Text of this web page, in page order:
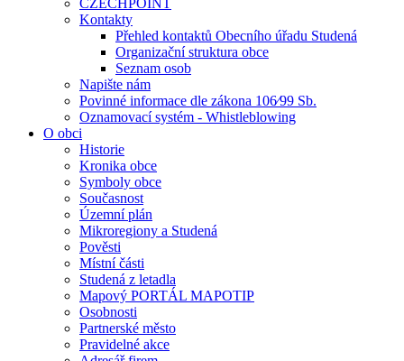
CZECHPOINT
Kontakty
Přehled kontaktů Obecního úřadu Studená
Organizační struktura obce
Seznam osob
Napište nám
Povinné informace dle zákona 106⁄99 Sb.
Oznamovací systém - Whistleblowing
O obci
Historie
Kronika obce
Symboly obce
Současnost
Územní plán
Mikroregiony a Studená
Pověsti
Místní části
Studená z letadla
Mapový PORTÁL MAPOTIP
Osobnosti
Partnerské město
Pravidelné akce